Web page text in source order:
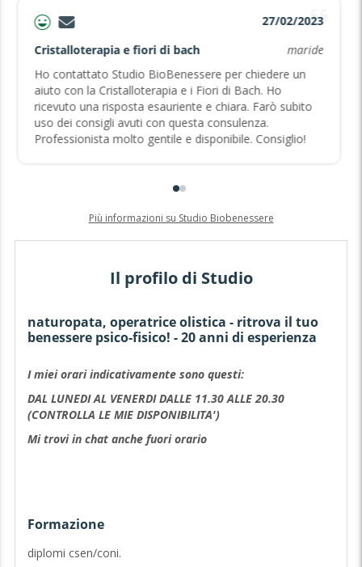
27/02/2023
Cristalloterapia e fiori di bach
maride
Ho contattato Studio BioBenessere per chiedere un
aiuto con la Cristalloterapia e i Fiori di Bach. Ho
ricevuto una risposta esauriente e chiara. Farò subito
uso dei consigli avuti con questa consulenza.
Professionista molto gentile e disponibile. Consiglio!
Più informazioni su Studio Biobenessere
Il profilo di Studio
naturopata, operatrice olistica - ritrova il tuo
benessere psico-fisico! - 20 anni di esperienza
I miei orari indicativamente sono questi:
DAL LUNEDI AL VENERDI DALLE 11.30 ALLE 20.30
(CONTROLLA LE MIE DISPONIBILITA')
Mi trovi in chat anche fuori orario
bioenergia, iridologia, yoga, massaggi orientali e
musicoterapia, cromoterapia.
Formazione
diplomi csen/coni.